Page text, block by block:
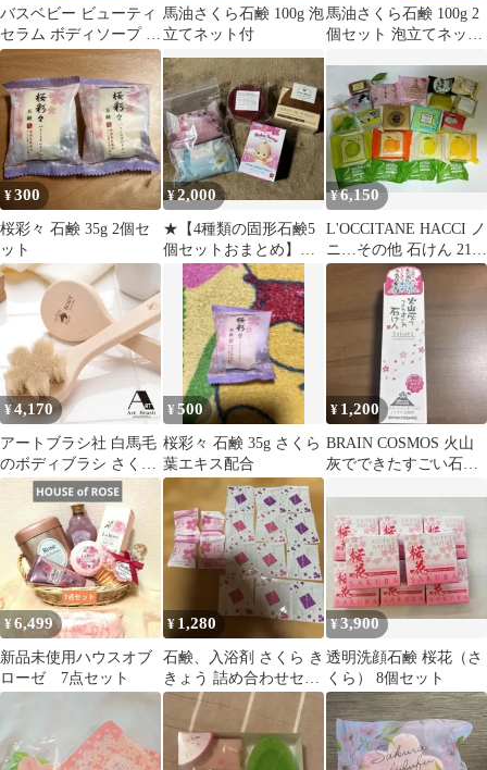
バスベビー ビューティ
セラム ボディソープ ボ
ディスクラブ
馬油さくら石鹸 100g 泡
立てネット付
馬油さくら石鹸 100g 2
個セット 泡立てネット
スキンケア 乾燥肌
¥300
桜彩々 石鹸 35g 2個セ
ット
¥2,000
★【4種類の固形石鹸5
個セットおまとめ】★
新品未開封未使用★
¥6,150
L'OCCITANE HACCI ノ
ニ…その他 石けん 21個
セット
¥4,170
アートブラシ社 白馬毛
のボディブラシ さくら
B000019(ボディ ブラシ
ボディ用 背中 日本製
天然 毛 馬 馬毛 天然素
材 お風呂 浴室 お風呂
用 浴用 浴用ブラシ お
風呂用ブラシ 体用 体洗
うブラシ バス用品 お風
呂用品)
¥500
桜彩々 石鹸 35g さくら
葉エキス配合
¥ 1,200
BRAIN COSMOS 火山
灰でできたすごい石け
¥6,499
新品未使用ハウスオブ
ローゼ 7点セット
¥ 1,280
石鹸、入浴剤 さくら き
きょう 詰め合わせセッ
ト
¥3,900
透明洗顔石鹸 桜花（さ
くら） 8個セット